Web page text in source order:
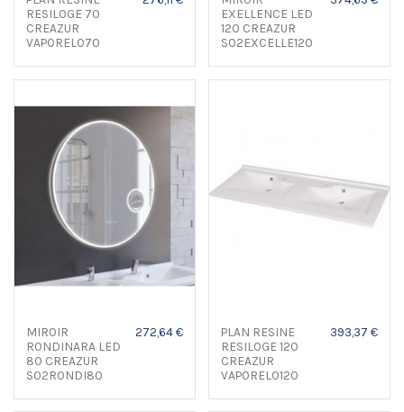
RESILOGE 70
CREAZUR
VAPORELO70
EXELLENCE LED
120 CREAZUR
S02EXCELLE120
MIROIR
RONDINARA LED
80 CREAZUR
S02RONDI80
272,64 €
PLAN RESINE
RESILOGE 120
CREAZUR
VAPORELO120
393,37 €